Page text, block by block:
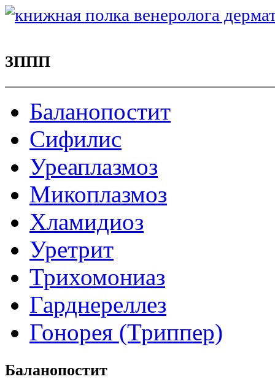
ЗППП
Баланопостит
Сифилис
Уреаплазмоз
Микоплазмоз
Хламидиоз
Уретрит
Трихомониаз
Гарднереллез
Гонорея (Триппер)
Баланопостит